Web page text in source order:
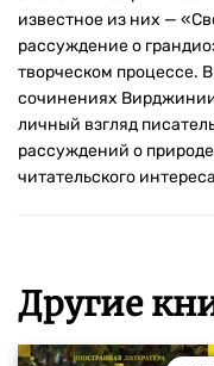
известное из них —
рассуждение о
творческом процессе.
сочинениях
личный взгляд
рассуждений о
читательского
Другие